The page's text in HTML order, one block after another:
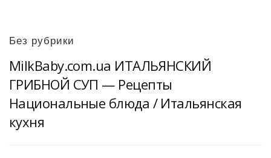
Без рубрики
MilkBaby.com.ua ИТАЛЬЯНСКИЙ
ГРИБНОЙ СУП — Рецепты
Национальные блюда / Итальянская
кухня